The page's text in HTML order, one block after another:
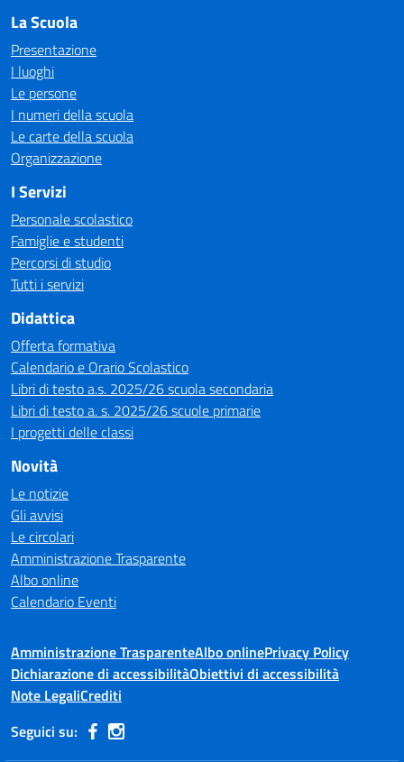
La Scuola
Presentazione
I luoghi
Le persone
I numeri della scuola
Le carte della scuola
Organizzazione
I Servizi
Personale scolastico
Famiglie e studenti
Percorsi di studio
Tutti i servizi
Didattica
Offerta formativa
Calendario e Orario Scolastico
Libri di testo a.s. 2025/26 scuola secondaria
Libri di testo a. s. 2025/26 scuole primarie
I progetti delle classi
Novità
Le notizie
Gli avvisi
Le circolari
Amministrazione Trasparente
Albo online
Calendario Eventi
Amministrazione TrasparenteAlbo onlinePrivacy Policy
Dichiarazione di accessibilitàObiettivi di accessibilità
Note LegaliCrediti
Seguici su: